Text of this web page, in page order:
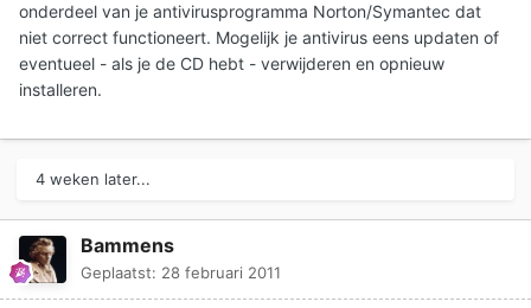
onderdeel van je antivirusprogramma Norton/Symantec dat
niet correct functioneert. Mogelijk je antivirus eens updaten of
eventueel - als je de CD hebt - verwijderen en opnieuw
installeren.
4 weken later...
Bammens
Geplaatst: 28 februari 2011